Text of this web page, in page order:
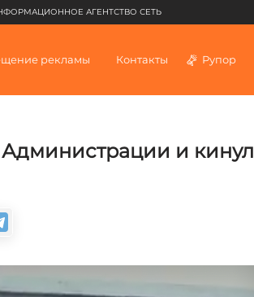
АГЕНТСТВО СЕТЬ
рекламы Контакты Рупор
Администрации и кинул